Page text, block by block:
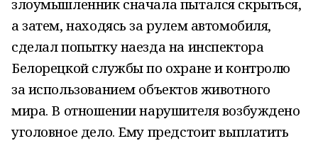
злоумышленник сначала пытался скрыться,
а затем, находясь за рулем автомобиля,
сделал попытку наезда на инспектора
Белорецкой службы по охране и контролю
за использованием объектов животного
мира. В отношении нарушителя возбуждено
уголовное дело. Ему предстоит выплатить